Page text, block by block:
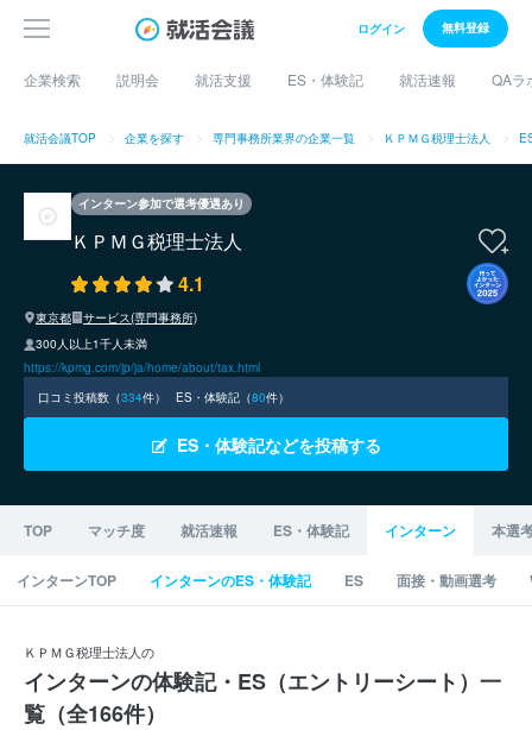
ログイン 無料登録
企業検索 説明会 就活支援 ES・体験記 就活速報 QAラ
就活会議TOP 企業を探す 専門事務所業界の企業一覧 ＫＰＭＧ税理士法人
インターン参加で選考優遇あり
ＫＰＭＧ税理士法人
4.1
東京都
サービス(専門事務所)
300人以上1千人未満
https://kpmg.com/jp/ja/home/about/tax.html
口コミ投稿数（334件） ES・体験記（80件）
ES・体験記などを投稿する
TOP マッチ度 就活速報 ES・体験記 インターン 本選
インターンTOP インターンのES・体験記 ES 面接・動画選考
ＫＰＭＧ税理士法人の
インターンの体験記・ES（エントリーシート）一
覧（全166件）